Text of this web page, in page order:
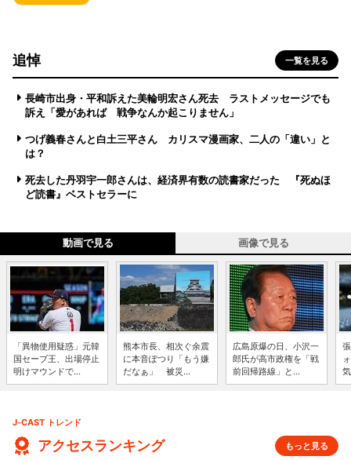
追悼 一覧を見る
長崎市出身・平和訴えた美輪明宏さん死去 ラストメッセージでも
訴え「愛があれば 戦争なんか起こりません」
つげ義春さんと白土三平さん カリスマ漫画家、二人の「違い」と
は？
死去した丹羽宇一郎さんは、経済界有数の読書家だった 『死ぬほ
ど読書』ベストセラーに
動画で見る 画像で見る
「異物使用疑惑」元韓
国セーブ王、出場停止
明けマウンドで...
熊本市長、相次ぐ余震
に本音ぽつり「もう嫌
だなぁ」 被災...
広島原爆の日、小沢一
郎氏が高市政権を「戦
前回帰路線」と...
J-CAST トレンド
アクセスランキング もっと見る